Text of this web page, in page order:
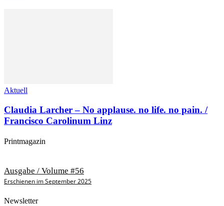
Aktuell
Claudia Larcher – No applause. no life. no pain. /
Francisco Carolinum Linz
Printmagazin
Ausgabe / Volume #56
Erschienen im September 2025
Newsletter